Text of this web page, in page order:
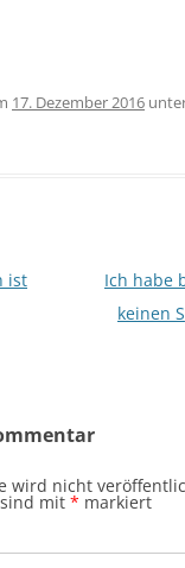
17. Dezember 2016
ist
Ich habe
keinen
wird nicht
mit * markiert